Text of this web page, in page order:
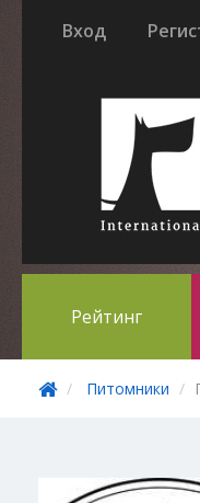
Вход
Рейтинг
Питомники